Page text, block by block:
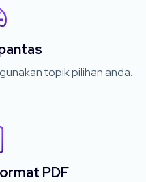
topik pilihan anda.
PDF